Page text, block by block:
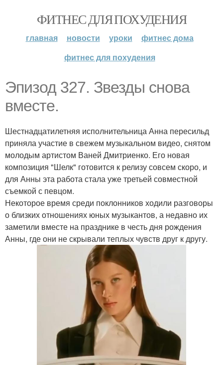
ФИТНЕС ДЛЯ ПОХУДЕНИЯ
главная новости уроки
фитнес дома
фитнес для похудения
Эпизод 327. Звезды снова
вместе.
Шестнадцатилетняя исполнительница Анна пересильд
приняла участие в свежем музыкальном видео, снятом
молодым артистом Ваней Дмитриенко. Его новая
композиция "Шелк" готовится к релизу совсем скоро, и
для Анны эта работа стала уже третьей совместной
съемкой с певцом.
Некоторое время среди поклонников ходили разговоры
о близких отношениях юных музыкантов, а недавно их
заметили вместе на празднике в честь дня рождения
Анны, где они не скрывали теплых чувств друг к другу.